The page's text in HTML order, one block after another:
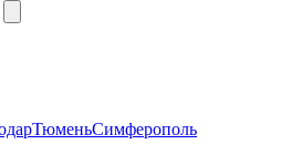
ТюменьСимферополь